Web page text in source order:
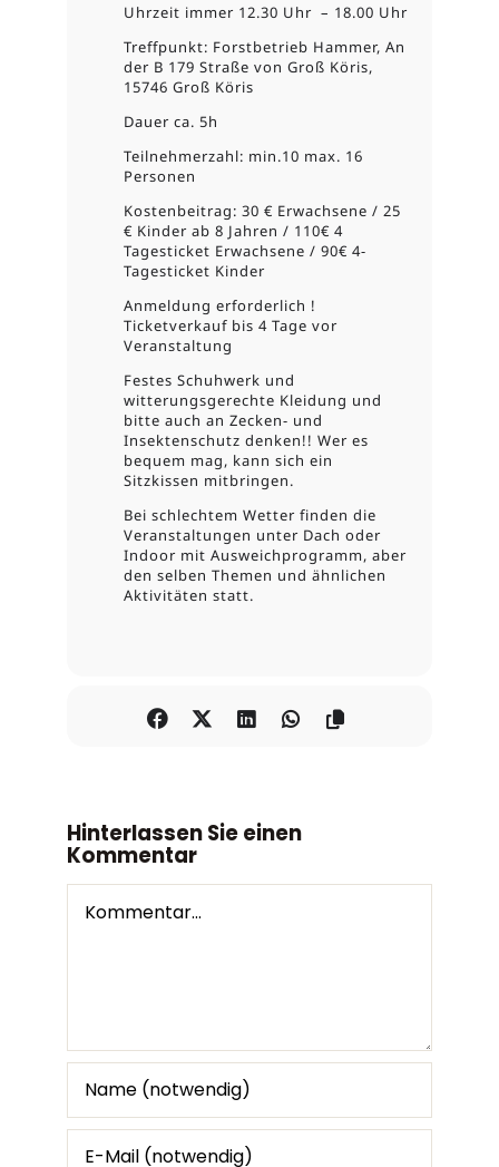
Uhrzeit immer 12.30 Uhr – 18.00 Uhr
Treffpunkt: Forstbetrieb Hammer, An
der B 179 Straße von Groß Köris,
15746 Groß Köris
Dauer ca. 5h
Teilnehmerzahl: min.10 max. 16
Personen
Kostenbeitrag: 30 € Erwachsene / 25
€ Kinder ab 8 Jahren / 110€ 4
Tagesticket Erwachsene / 90€ 4-
Tagesticket Kinder
Anmeldung erforderlich !
Ticketverkauf bis 4 Tage vor
Veranstaltung
Festes Schuhwerk und
witterungsgerechte Kleidung und
bitte auch an Zecken- und
Insektenschutz denken!! Wer es
bequem mag, kann sich ein
Sitzkissen mitbringen.
Bei schlechtem Wetter finden die
Veranstaltungen unter Dach oder
Indoor mit Ausweichprogramm, aber
den selben Themen und ähnlichen
Aktivitäten statt.
Hinterlassen Sie einen
Kommentar